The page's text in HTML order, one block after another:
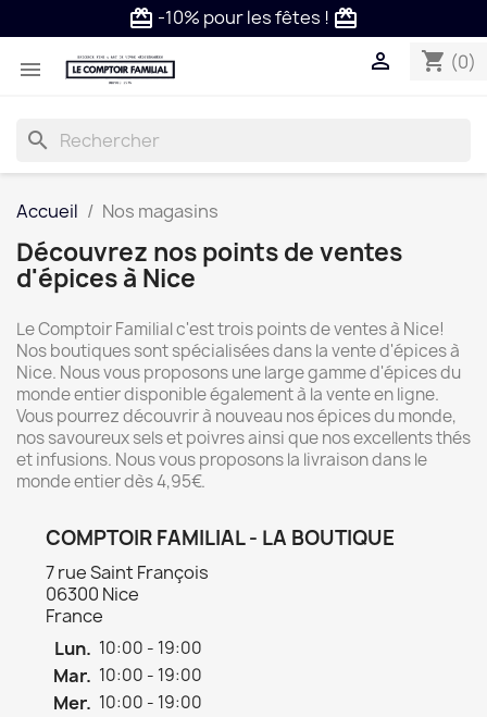
card_giftcard -10% pour les fêtes ! card_giftcard

shopping_cart (0)

search
Accueil Nos magasins
Découvrez nos points de ventes
d'épices à Nice
Le Comptoir Familial c'est trois points de ventes à Nice!
Nos boutiques sont spécialisées dans la vente d'épices à
Nice. Nous vous proposons une large gamme d'épices du
monde entier disponible également à la vente en ligne.
Vous pourrez découvrir à nouveau nos épices du monde,
nos savoureux sels et poivres ainsi que nos excellents thés
et infusions. Nous vous proposons la livraison dans le
monde entier dès 4,95€.
COMPTOIR FAMILIAL - LA BOUTIQUE
7 rue Saint François
06300 Nice
France
Lun. 10:00 - 19:00
Mar. 10:00 - 19:00
Mer. 10:00 - 19:00